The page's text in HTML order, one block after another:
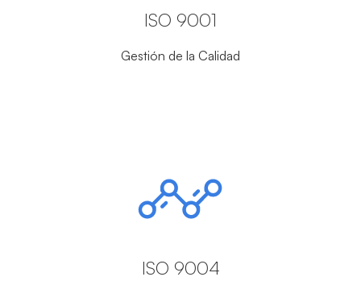
ISO 9001
Gestión de la Calidad
ISO 9004